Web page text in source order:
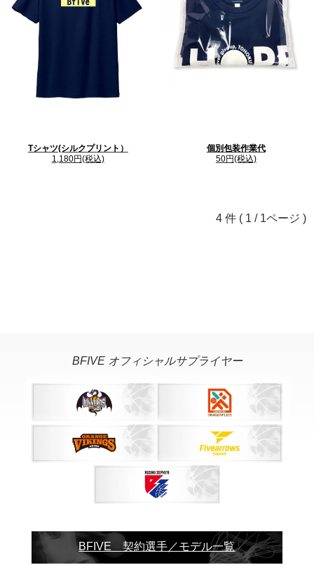
Tシャツ(シルクプリント）
1,180円(税込)
個別包装作業代
50円(税込)
4 件 ( 1 / 1ページ )
BFIVE オフィシャルサプライヤー
BFIVE 契約選手／モデル一覧